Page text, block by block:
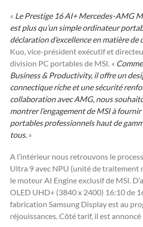
« Le Prestige 16 AI+ Mercedes-AMG
est plus qu’un simple ordinateur
déclaration d’excellence en matière de
Kuo, vice-président exécutif et
division PC portables de MSI. «
Business & Productivity, il offre un
connectique riche et une sécurité
collaboration avec AMG, nous
montrer l’engagement de MSI à
portables professionnels haut de
tous. »
A l’intérieur nous retrouvons le
Ultra 9 avec NPU (unité de traitement
le moteur AI Engine exclusif de MSI.
OLED UHD+ (3840 x 2400) 16:10 de
fabrication Samsung Display est au
réjouissances. Côté tarif, il est